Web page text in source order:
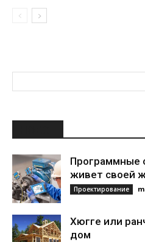
Программные
живет своей
Проектирование
Хюгге или
дом